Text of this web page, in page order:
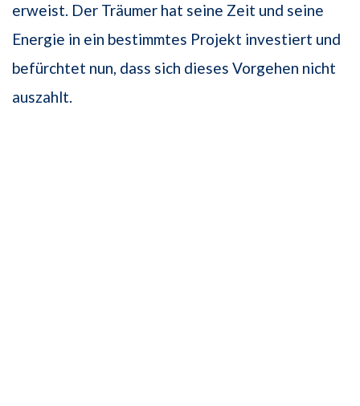
erweist. Der Träumer hat seine Zeit und seine
Energie in ein bestimmtes Projekt investiert und
befürchtet nun, dass sich dieses Vorgehen nicht
auszahlt.